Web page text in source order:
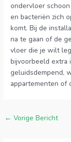
ondervloer
en bacteriën zich
komt. Bij de
na te gaan of de
vloer die je wilt
bijvoorbeeld extra
geluidsdempend,
appartementen of
← Vorige Bericht